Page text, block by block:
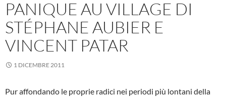
PANIQUE AU VILLAGE DI
STÉPHANE AUBIER E
VINCENT PATAR
1 DICEMBRE 2011
Pur affondando le proprie radici nei periodi più lontani della